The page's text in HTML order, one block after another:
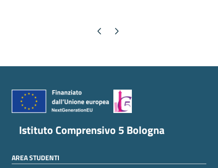
Pagina precedente
Pagina successiva
Istituto Comprensivo 5 Bologna
AREA STUDENTI